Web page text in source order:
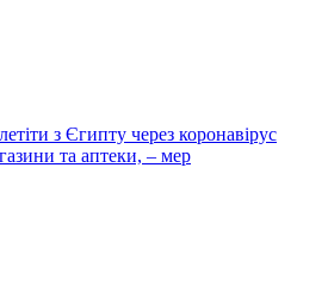
з Єгипту через коронавірус
та аптеки, – мер